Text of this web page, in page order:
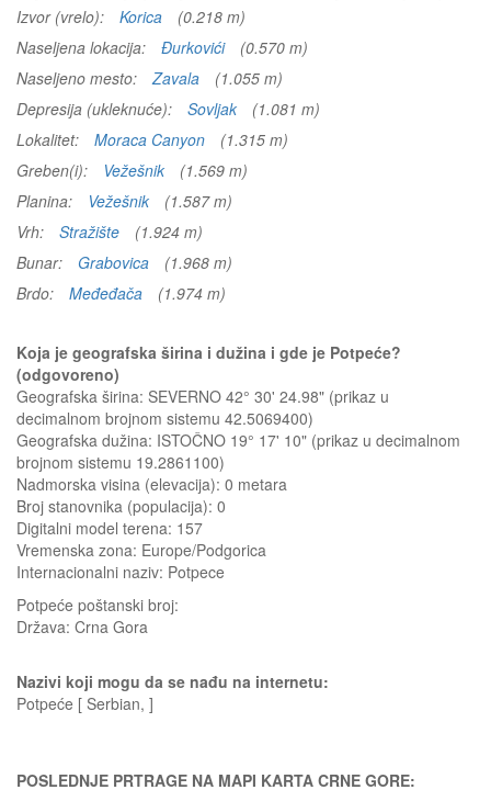
Izvor (vrelo):
Korica
(0.218 m)
Naseljena lokacija:
Đurkovići
(0.570 m)
Naseljeno mesto:
Zavala
(1.055 m)
Depresija (ukleknuće):
Sovljak
(1.081 m)
Lokalitet:
Moraca Canyon
(1.315 m)
Greben(i):
Vežešnik
(1.569 m)
Planina:
Vežešnik
(1.587 m)
Vrh:
Stražište
(1.924 m)
Bunar:
Grabovica
(1.968 m)
Brdo:
Međeđača (1.974 m)
Koja je geografska širina i dužina i gde je Potpeće?
(odgovoreno)
Geografska širina: SEVERNO 42° 30' 24.98" (prikaz u
decimalnom brojnom sistemu 42.5069400)
Geografska dužina: ISTOČNO 19° 17' 10" (prikaz u decimalnom
brojnom sistemu 19.2861100)
Nadmorska visina (elevacija): 0 metara
Broj stanovnika (populacija): 0
Digitalni model terena: 157
Vremenska zona: Europe/Podgorica
Internacionalni naziv: Potpece
Potpeće poštanski broj:
Država: Crna Gora
Nazivi koji mogu da se nađu na internetu:
Potpeće [ Serbian, ]
POSLEDNJE PRTRAGE NA MAPI KARTA CRNE GORE: